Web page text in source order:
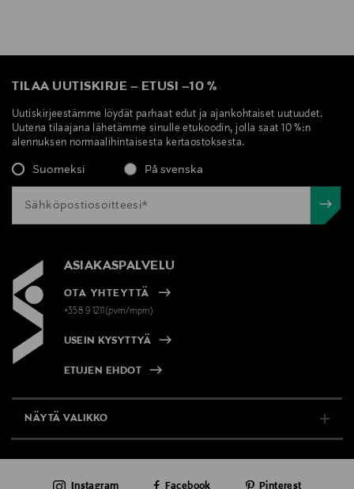
TILAA UUTISKIRJE – ETUSI –10 %
Uutiskirjeestämme löydät parhaat edut ja ajankohtaiset uutuudet.
Uutena tilaajana lähetämme sinulle etukoodin, jolla saat 10 %:n
alennuksen normaalihintaisesta kertaostoksesta.
Suomeksi På svenska
ASIAKASPALVELU
OTA YHTEYTTÄ
+358 9 1211(pvm/mpm)
USEIN KYSYTTYÄ
ETUJEN EHDOT
NÄYTÄ VALIKKO